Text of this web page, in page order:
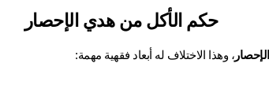
حكم الأكل من هدي الإحصار
، وهذا الاختلاف له أبعاد فقهية مهمة: